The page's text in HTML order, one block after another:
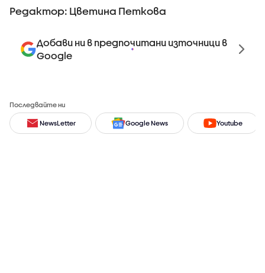
Редактор: Цветина Петкова
Добави ни в предпочитани източници в
Google
Последвайте ни
NewsLetter Google News Youtube